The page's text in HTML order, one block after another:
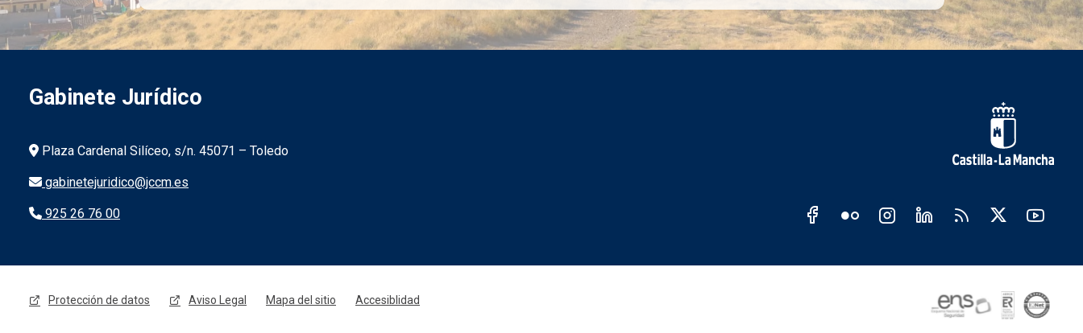
Gabinete Jurídico
Información de la institución
Plaza Cardenal Silíceo, s/n. 45071 – Toledo
gabinetejuridico@jccm.es
925 26 76 00 Redes sociales JCCM
Protección de datos Aviso Legal Mapa del sitio Accesiblidad